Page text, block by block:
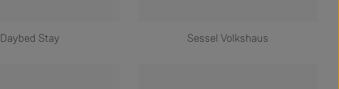
Daybed Stay Sessel Volkshaus